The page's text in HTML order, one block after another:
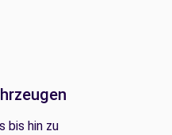
bis hin zu